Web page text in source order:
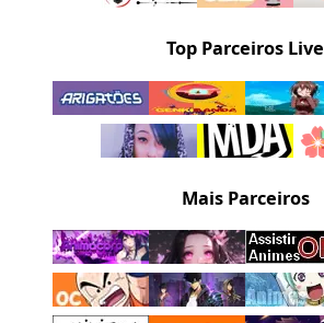
Top Parceiros Live
Mais Parceiros